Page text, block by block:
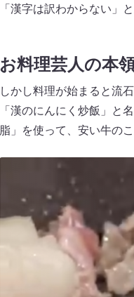
「漢字は訳わからない」
お料理芸人の本
しかし料理が始まると流
「漢のにんにく炒飯」と
脂」を使って、安い牛の